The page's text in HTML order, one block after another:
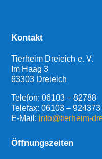
Kontakt
Tierheim Dreieich e. V.
Im Haag 3
63303 Dreieich
Telefon:06103 – 82788
Telefax: 06103 – 924373
E-Mail: info@tierheim-
Öffnungszeiten